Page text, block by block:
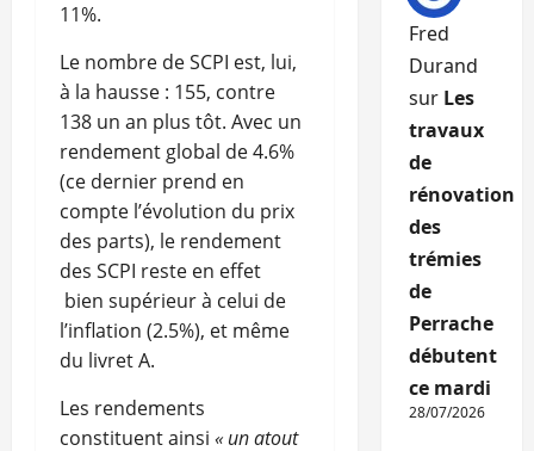
11%.
Le nombre de SCPI est, lui,
à la hausse : 155, contre
138 un an plus tôt. Avec un
rendement global de 4.6%
(ce dernier prend en
compte l’évolution du prix
des parts), le rendement
des SCPI reste en effet
bien supérieur à celui de
l’inflation (2.5%), et même
du livret A.
Les rendements
constituent ainsi « un atout
Fred
Durand
sur Les
travaux
de
rénovation
des
trémies
de
Perrache
débutent
ce mardi
28/07/2026